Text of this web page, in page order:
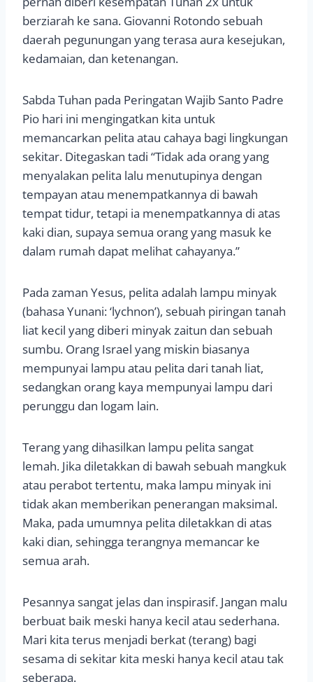
berziarah ke sana. Giovanni Rotondo sebuah
daerah pegunungan yang terasa aura kesejukan,
kedamaian, dan ketenangan.
Sabda Tuhan pada Peringatan Wajib Santo Padre
Pio hari ini mengingatkan kita untuk
memancarkan pelita atau cahaya bagi lingkungan
sekitar. Ditegaskan tadi “Tidak ada orang yang
menyalakan pelita lalu menutupinya dengan
tempayan atau menempatkannya di bawah
tempat tidur, tetapi ia menempatkannya di atas
kaki dian, supaya semua orang yang masuk ke
dalam rumah dapat melihat cahayanya.”
Pada zaman Yesus, pelita adalah lampu minyak
(bahasa Yunani: ‘lychnon’), sebuah piringan tanah
liat kecil yang diberi minyak zaitun dan sebuah
sumbu. Orang Israel yang miskin biasanya
mempunyai lampu atau pelita dari tanah liat,
sedangkan orang kaya mempunyai lampu dari
perunggu dan logam lain.
Terang yang dihasilkan lampu pelita sangat
lemah. Jika diletakkan di bawah sebuah mangkuk
atau perabot tertentu, maka lampu minyak ini
tidak akan memberikan penerangan maksimal.
Maka, pada umumnya pelita diletakkan di atas
kaki dian, sehingga terangnya memancar ke
semua arah.
Pesannya sangat jelas dan inspirasif. Jangan malu
berbuat baik meski hanya kecil atau sederhana.
Mari kita terus menjadi berkat (terang) bagi
sesama di sekitar kita meski hanya kecil atau tak
seberapa.